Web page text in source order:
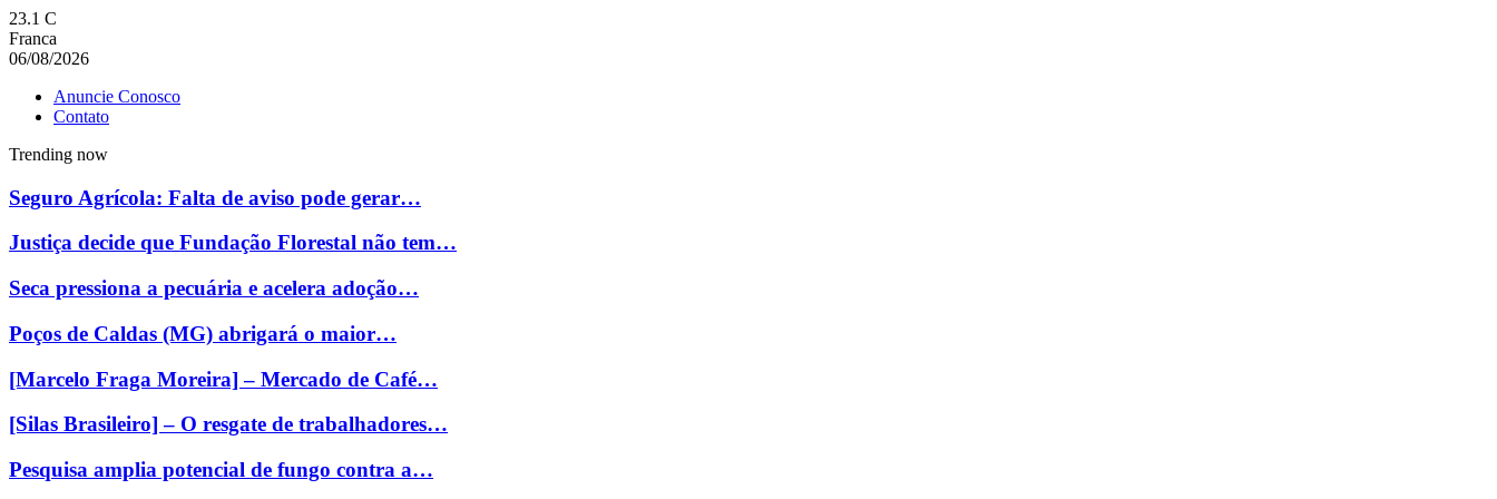
23.1 C
Franca
06/08/2026
Anuncie Conosco
Contato
Trending now
Seguro Agrícola: Falta de aviso pode gerar…
Justiça decide que Fundação Florestal não tem…
Seca pressiona a pecuária e acelera adoção…
Poços de Caldas (MG) abrigará o maior…
[Marcelo Fraga Moreira] – Mercado de Café…
[Silas Brasileiro] – O resgate de trabalhadores…
Pesquisa amplia potencial de fungo contra a…